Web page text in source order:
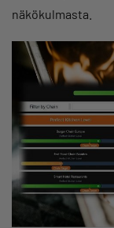
näkökulmasta.